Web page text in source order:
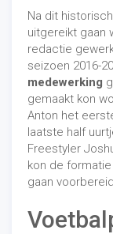
Na dit
uitgereikt gaan
redactie
seizoen 2016-
medewerking
gemaakt kon
Anton het
laatste half
Freestyler
kon de
gaan